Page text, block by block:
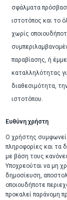
σφάλματα
ιστοτόπος και το
χωρίς
παραβίασης, ή
καταλληλότητας
διαθεσιμότητα,
ιστοτόπου.
Ευθύνη χρήστη
Ο χρήστης συμφωνεί
πληροφορίες και τα
με βάση τους
Υποχρεούται να μη
δημοσίευση,
οποιουδήποτε
προκαλεί παράνομη